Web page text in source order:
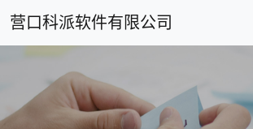
营口科派软件有限公司